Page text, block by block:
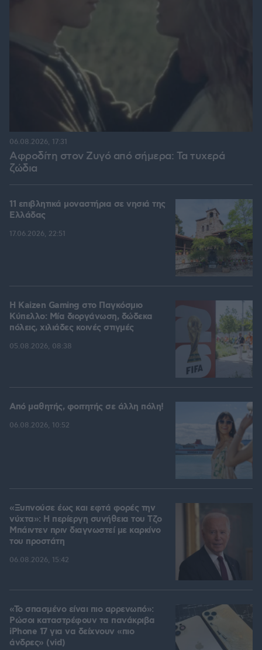
Αφροδίτη στον Ζυγό από σήμερα: Τα τυχερά
ζώδια
06.08.2026, 17:31
11 επιβλητικά μοναστήρια σε νησιά της
Ελλάδας
17.06.2026, 22:51
H Kaizen Gaming στο Παγκόσμιο
Kύπελλο: Μία διοργάνωση, δώδεκα
πόλεις, χιλιάδες κοινές στιγμές
05.08.2026, 08:38
Από μαθητής, φοιτητής σε άλλη πόλη!
06.08.2026, 10:52
«Ξυπνούσε έως και εφτά φορές την
νύχτα»: Η περίεργη συνήθεια του Τζο
Μπάιντεν πριν διαγνωστεί με καρκίνο
του προστάτη
06.08.2026, 15:42
«Το σπασμένο είναι πιο αρρενωπό»:
Ρώσοι καταστρέφουν τα πανάκριβα
iPhone 17 για να δείχνουν «πιο
άνδρες» (vid)